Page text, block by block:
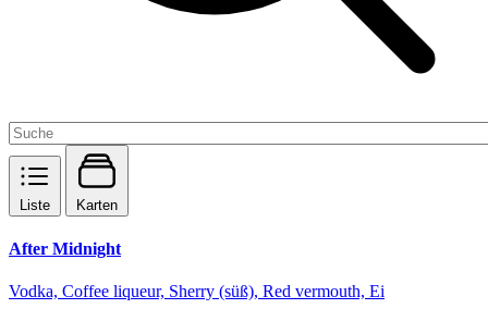
Liste Karten
After Midnight
Vodka, Coffee liqueur, Sherry (süß), Red vermouth, Ei